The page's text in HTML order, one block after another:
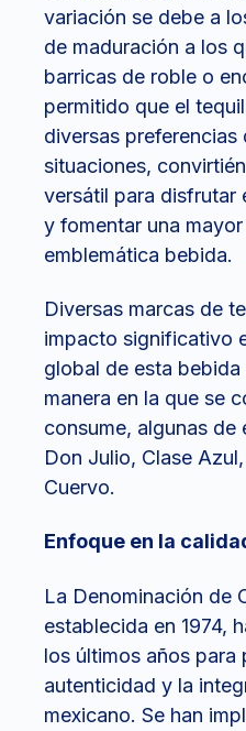
variación se debe a
de maduración a los
barricas de roble o
permitido que el
diversas preferencias
situaciones,
versátil para disfrutar
y fomentar una
emblemática bebida.
Diversas marcas de
impacto significativo
global de esta
manera en la que se
consume, algunas de
Don Julio, Clase
Cuervo.
Enfoque en la
La Denominación de
establecida en 1974,
los últimos años para
autenticidad y la
mexicano. Se han